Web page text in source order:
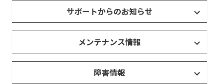
サポートからのお知らせ
メンテナンス情報
障害情報